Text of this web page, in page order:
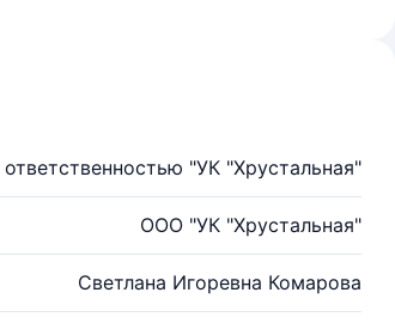
"УК "Хрустальная"
ООО "УК "Хрустальная"
Светлана Игоревна Комарова